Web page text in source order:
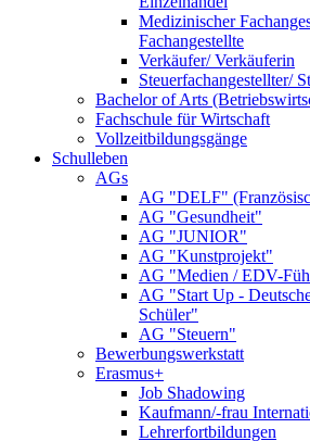
Medizinischer
Fachangestellte
Verkäufer/ Verkäuferin
Steuerfachangestellter/
Bachelor of Arts
Fachschule für Wirtschaft
Vollzeitbildungsgänge
Schulleben
AGs
AG "DELF"
AG "Gesundheit"
AG "JUNIOR"
AG "Kunstprojekt"
AG "Medien / EDV-
AG "Start Up -
Schüler"
AG "Steuern"
Bewerbungswerkstatt
Erasmus+
Job Shadowing
Kaufmann/-frau
Lehrerfortbildungen